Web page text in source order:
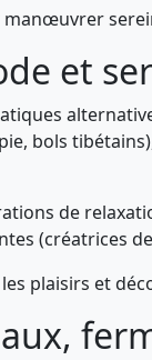
manœuvrer
et
bols
de
(créatrices
plaisirs et